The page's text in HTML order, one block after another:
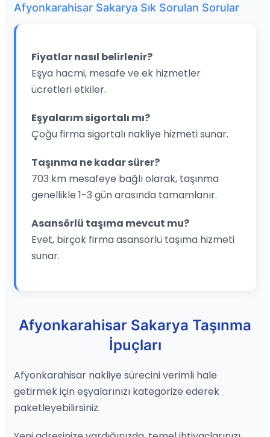
Afyonkarahisar Sakarya Sık Sorulan Sorular
Fiyatlar nasıl belirlenir?
Eşya hacmi, mesafe ve ek hizmetler
ücretleri etkiler.
Eşyalarım sigortalı mı?
Çoğu firma sigortalı nakliye hizmeti sunar.
Taşınma ne kadar sürer?
703 km mesafeye bağlı olarak, taşınma
genellikle 1-3 gün arasında tamamlanır.
Asansörlü taşıma mevcut mu?
Evet, birçok firma asansörlü taşıma hizmeti
sunar.
Afyonkarahisar Sakarya Taşınma
İpuçları
Afyonkarahisar nakliye sürecini verimli hale
getirmek için eşyalarınızı kategorize ederek
paketleyebilirsiniz.